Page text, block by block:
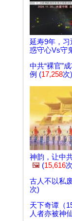
延寿9年，
惑守心Vs守
中共“裸官”
例 (17,258次)
神韵，让中
🖼️ (15,616
古人不以私
次)
天下奇谭（
人者亦被神